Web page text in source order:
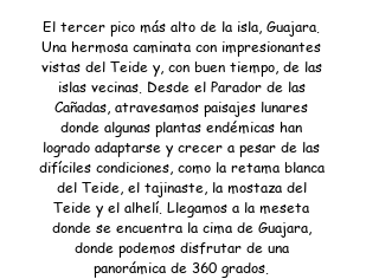
El tercer pico más alto de la isla, Guajara.
Una hermosa caminata con impresionantes
vistas del Teide y, con buen tiempo, de las
islas vecinas. Desde el Parador de las
Cañadas, atravesamos paisajes lunares
donde algunas plantas endémicas han
logrado adaptarse y crecer a pesar de las
difíciles condiciones, como la retama blanca
del Teide, el tajinaste, la mostaza del
Teide y el alhelí. Llegamos a la meseta
donde se encuentra la cima de Guajara,
donde podemos disfrutar de una
panorámica de 360 grados.